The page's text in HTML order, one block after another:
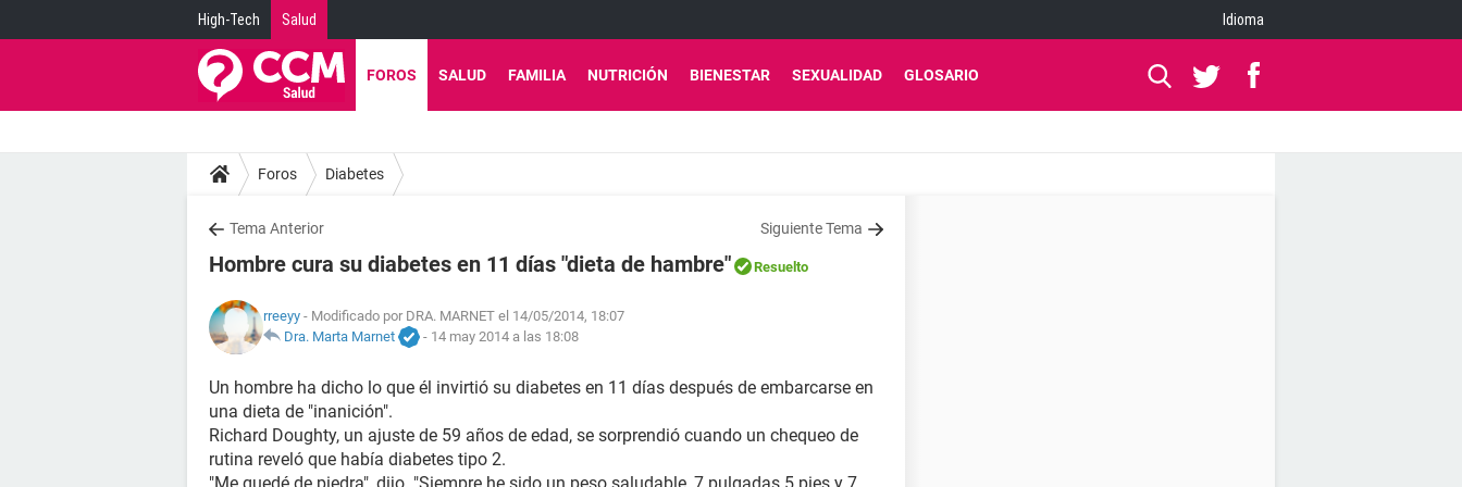
High-Tech Salud Idioma
FOROS SALUD FAMILIA NUTRICIÓN BIENESTAR SEXUALIDAD GLOSARIO
Foros Diabetes
Tema Anterior Siguiente Tema
Hombre cura su diabetes en 11 días "dieta de hambre" Resuelto
rreeyy - Modificado por DRA. MARNET el 14/05/2014, 18:07
Dra. Marta Marnet
- 14 may 2014 a las 18:08
Un hombre ha dicho lo que él invirtió su diabetes en 11 días después de embarcarse en
una dieta de "inanición".
Richard Doughty, un ajuste de 59 años de edad, se sorprendió cuando un chequeo de
rutina reveló que había diabetes tipo 2.